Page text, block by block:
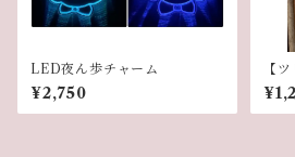
LED夜ん歩チャーム
¥2,750
【
ト